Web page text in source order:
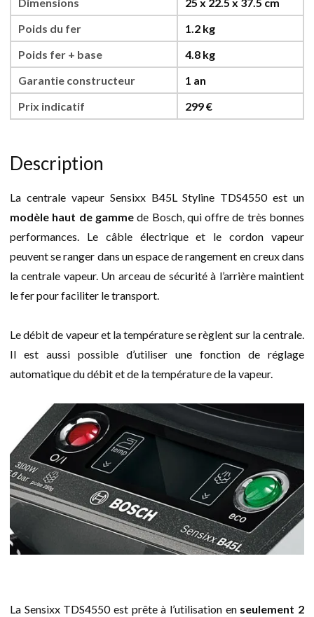
Poids du fer
1.2 kg
Poids fer + base
4.8 kg
Garantie constructeur
1 an
Prix indicatif
299 €
Description
La centrale vapeur Sensixx B45L Styline TDS4550 est un
modèle haut de gammede Bosch, qui offre de très bonnes
performances. Le câble électrique et le cordon vapeur
peuvent se ranger dans un espace de rangement en creux dans
la centrale vapeur. Un arceau de sécurité à l’arrière maintient
le fer pour faciliter le transport.
Le débit de vapeur et la température se règlent sur la centrale.
Il est aussi possible d’utiliser une fonction de réglage
automatique du débit et de la température de la vapeur.
La Sensixx TDS4550 est prête à l’utilisation en seulement 2